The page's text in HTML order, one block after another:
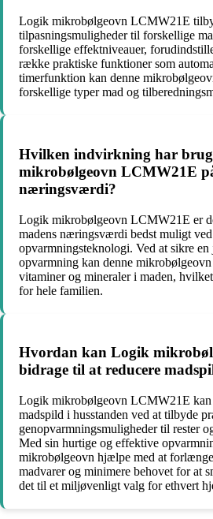
Logik mikrobølgeovn LCMW21E
tilpasningsmuligheder til forskellige
forskellige effektniveauer,
række praktiske funktioner som
timerfunktion kan denne
forskellige typer mad og
Hvilken indvirkning har
mikrobølgeovn LCMW21E
næringsværdi?
Logik mikrobølgeovn LCMW21E er
madens næringsværdi bedst muligt
opvarmningsteknologi. Ved at sikre
opvarmning kan denne
vitaminer og mineraler i maden,
for hele familien.
Hvordan kan Logik
bidrage til at reducere
Logik mikrobølgeovn LCMW21E kan
madspild i husstanden ved at tilbyde
genopvarmningsmuligheder til rester
Med sin hurtige og effektive
mikrobølgeovn hjælpe med at
madvarer og minimere behovet for at
det til et miljøvenligt valg for ethvert